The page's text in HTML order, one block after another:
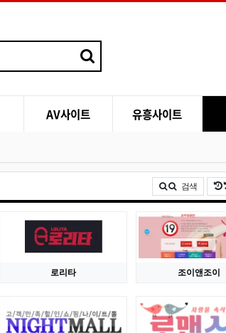
AV사이트 유흥사이트
검색
로리타 조이앤조이